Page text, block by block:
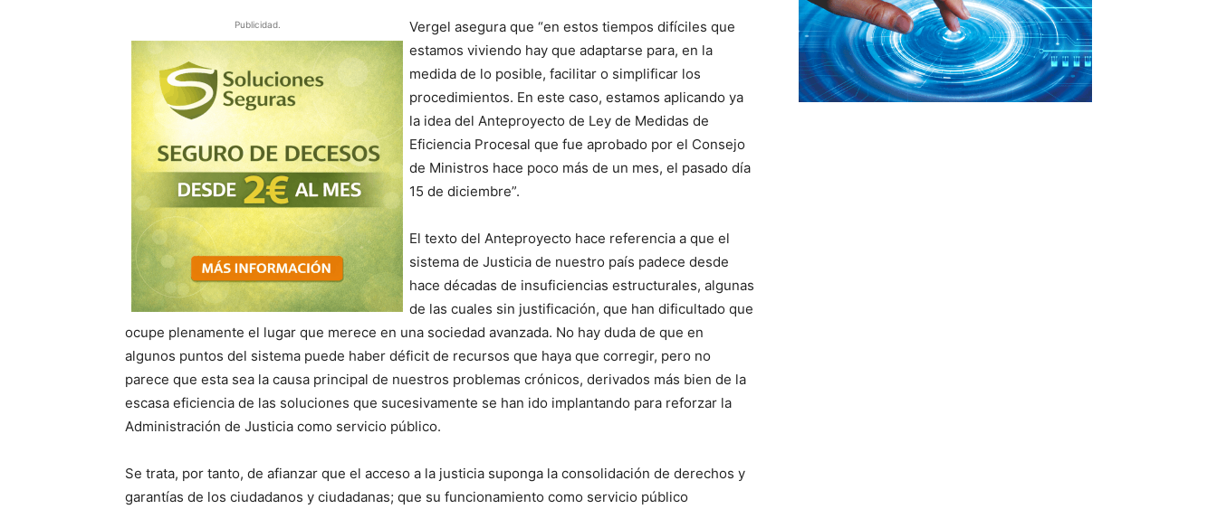
Publicidad.
Vergel asegura que “en estos tiempos difíciles que
estamos viviendo hay que adaptarse para, en la
medida de lo posible, facilitar o simplificar los
procedimientos. En este caso, estamos aplicando ya
la idea del Anteproyecto de Ley de Medidas de
Eficiencia Procesal que fue aprobado por el Consejo
de Ministros hace poco más de un mes, el pasado día
15 de diciembre”.
El texto del Anteproyecto hace referencia a que el
sistema de Justicia de nuestro país padece desde
hace décadas de insuficiencias estructurales, algunas
de las cuales sin justificación, que han dificultado que
ocupe plenamente el lugar que merece en una sociedad avanzada. No hay duda de que en
algunos puntos del sistema puede haber déficit de recursos que haya que corregir, pero no
parece que esta sea la causa principal de nuestros problemas crónicos, derivados más bien de la
escasa eficiencia de las soluciones que sucesivamente se han ido implantando para reforzar la
Administración de Justicia como servicio público.
Se trata, por tanto, de afianzar que el acceso a la justicia suponga la consolidación de derechos y
garantías de los ciudadanos y ciudadanas; que su funcionamiento como servicio público